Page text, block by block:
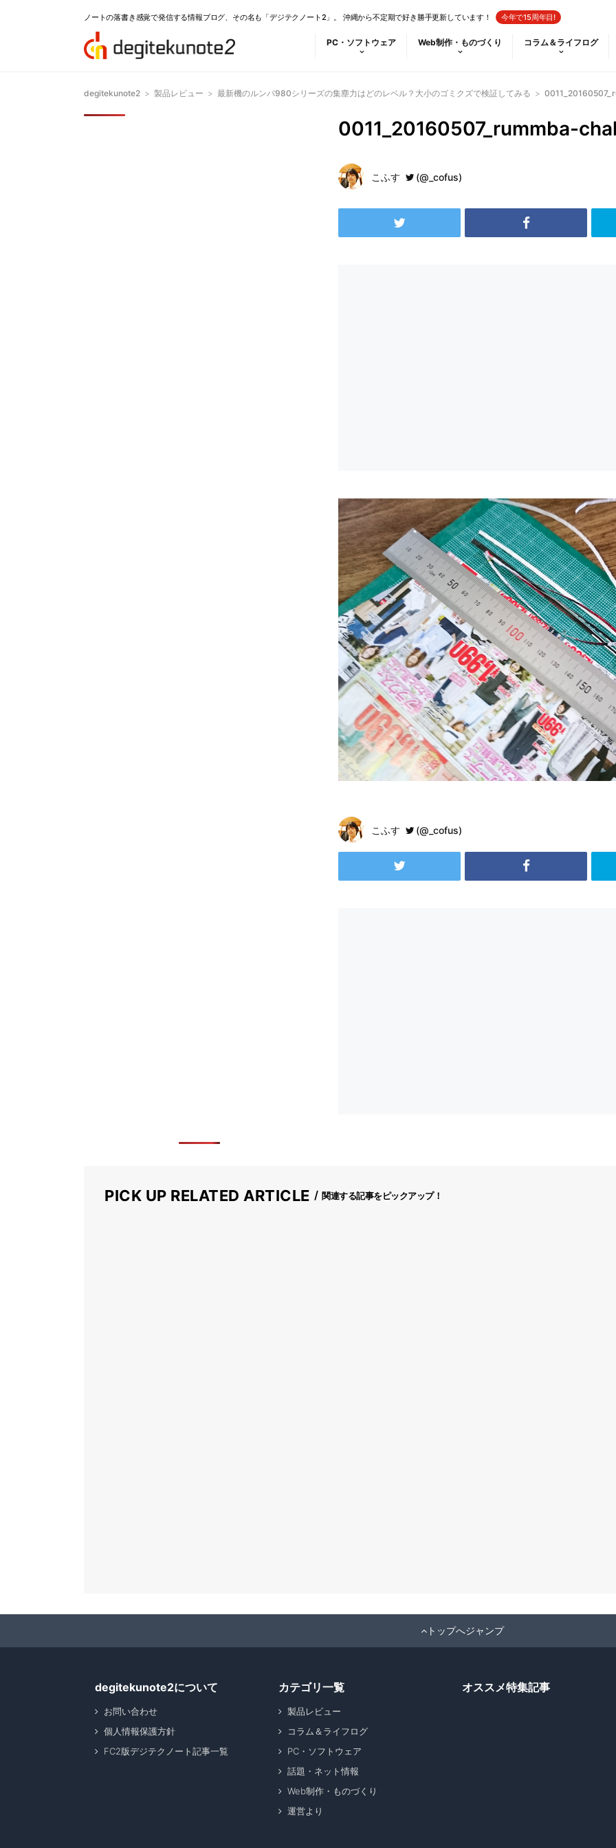
ノートの落書き感覚で発信する情報ブログ、その名も「デジテクノート2」。 沖縄から不定期で好き勝手更新しています！ 今年で15周年目!
PC・ソフトウェア Web制作・ものづくり コラム＆ライフログ
degitekunote2 > 製品レビュー > 最新機のルンバ980シリーズの集塵力はどのレベル？大小のゴミクズで検証してみる >
0011_20160507_rummba-
こふす (@_cofus)
こふす (@_cofus)
PICK UP RELATED ARTICLE 関連する記事をピックアップ！
トップへジャンプ
degitekunote2について
お問い合わせ
個人情報保護方針
FC2版デジテクノート記事一覧
カテゴリ一覧
製品レビュー
コラム＆ライフログ
PC・ソフトウェア
話題・ネット情報
Web制作・ものづくり
運営より
オススメ特集記事